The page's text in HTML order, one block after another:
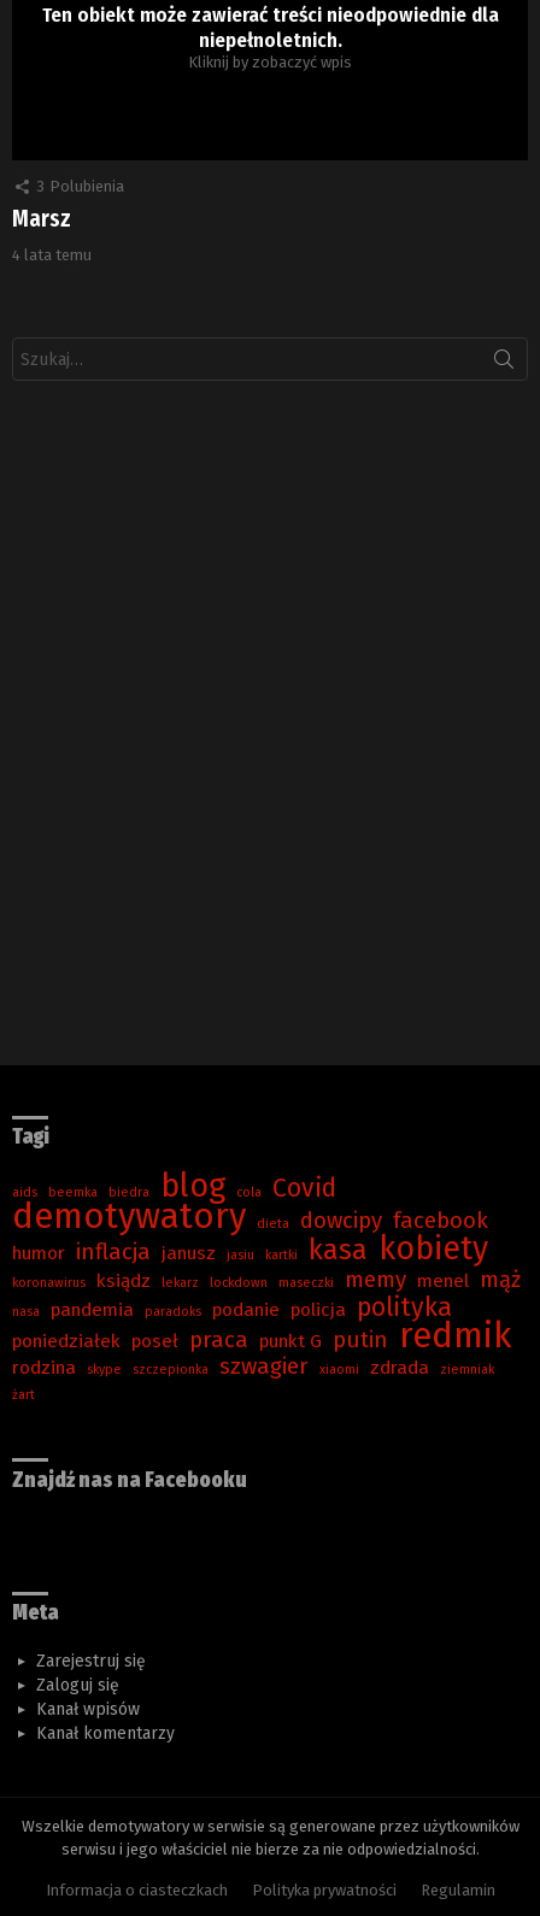
Ten obiekt może zawierać treści nieodpowiednie dla
niepełnoletnich.
Kliknij by zobaczyć wpis
3 Polubienia
Marsz
4 lata temu
Tagi
aids beemka biedra blog cola Covid
demotywatory dieta dowcipy facebook
humor inflacja janusz jasiu kartki kasa kobiety
koronawirus ksiądz lekarz lockdown maseczki memy menel mąż
nasa pandemia paradoks podanie policja polityka
poniedziałek poseł praca punkt G putin redmik
rodzina skype szczepionka szwagier xiaomi zdrada
ziemniak
żart
Znajdź nas na Facebooku
Meta
Zarejestruj się
Zaloguj się
Kanał wpisów
Kanał komentarzy
Wszelkie demotywatory w serwisie są generowane przez użytkowników
serwisu i jego właściciel nie bierze za nie odpowiedzialności.
Informacja o ciasteczkach Polityka prywatności Regulamin